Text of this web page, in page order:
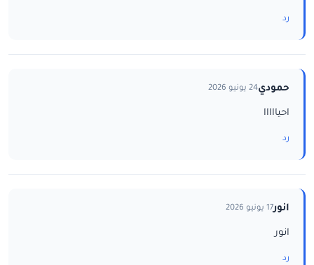
رد
حمودي24 يونيو 2026
احيااااا
رد
انور17 يونيو 2026
انور
رد